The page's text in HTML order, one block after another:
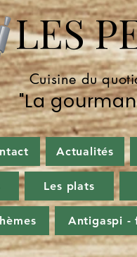
Cuisine du
"La
Actualités
Les plats
Antigaspi -